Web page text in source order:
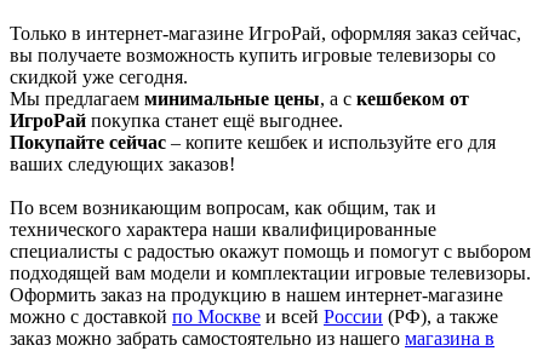
Только в интернет-магазине ИгроРай, оформляя заказ сейчас,
вы получаете возможность купить игровые телевизоры со
скидкой уже сегодня.
Мы предлагаем минимальные цены, а с кешбеком от
ИгроРай покупка станет ещё выгоднее.
Покупайте сейчас – копите кешбек и используйте его для
ваших следующих заказов!
По всем возникающим вопросам, как общим, так и
технического характера наши квалифицированные
специалисты с радостью окажут помощь и помогут с выбором
подходящей вам модели и комплектации игровые телевизоры.
Оформить заказ на продукцию в нашем интернет-магазине
можно с доставкой по Москве и всей России (РФ), а также
заказ можно забрать самостоятельно из нашего магазина в